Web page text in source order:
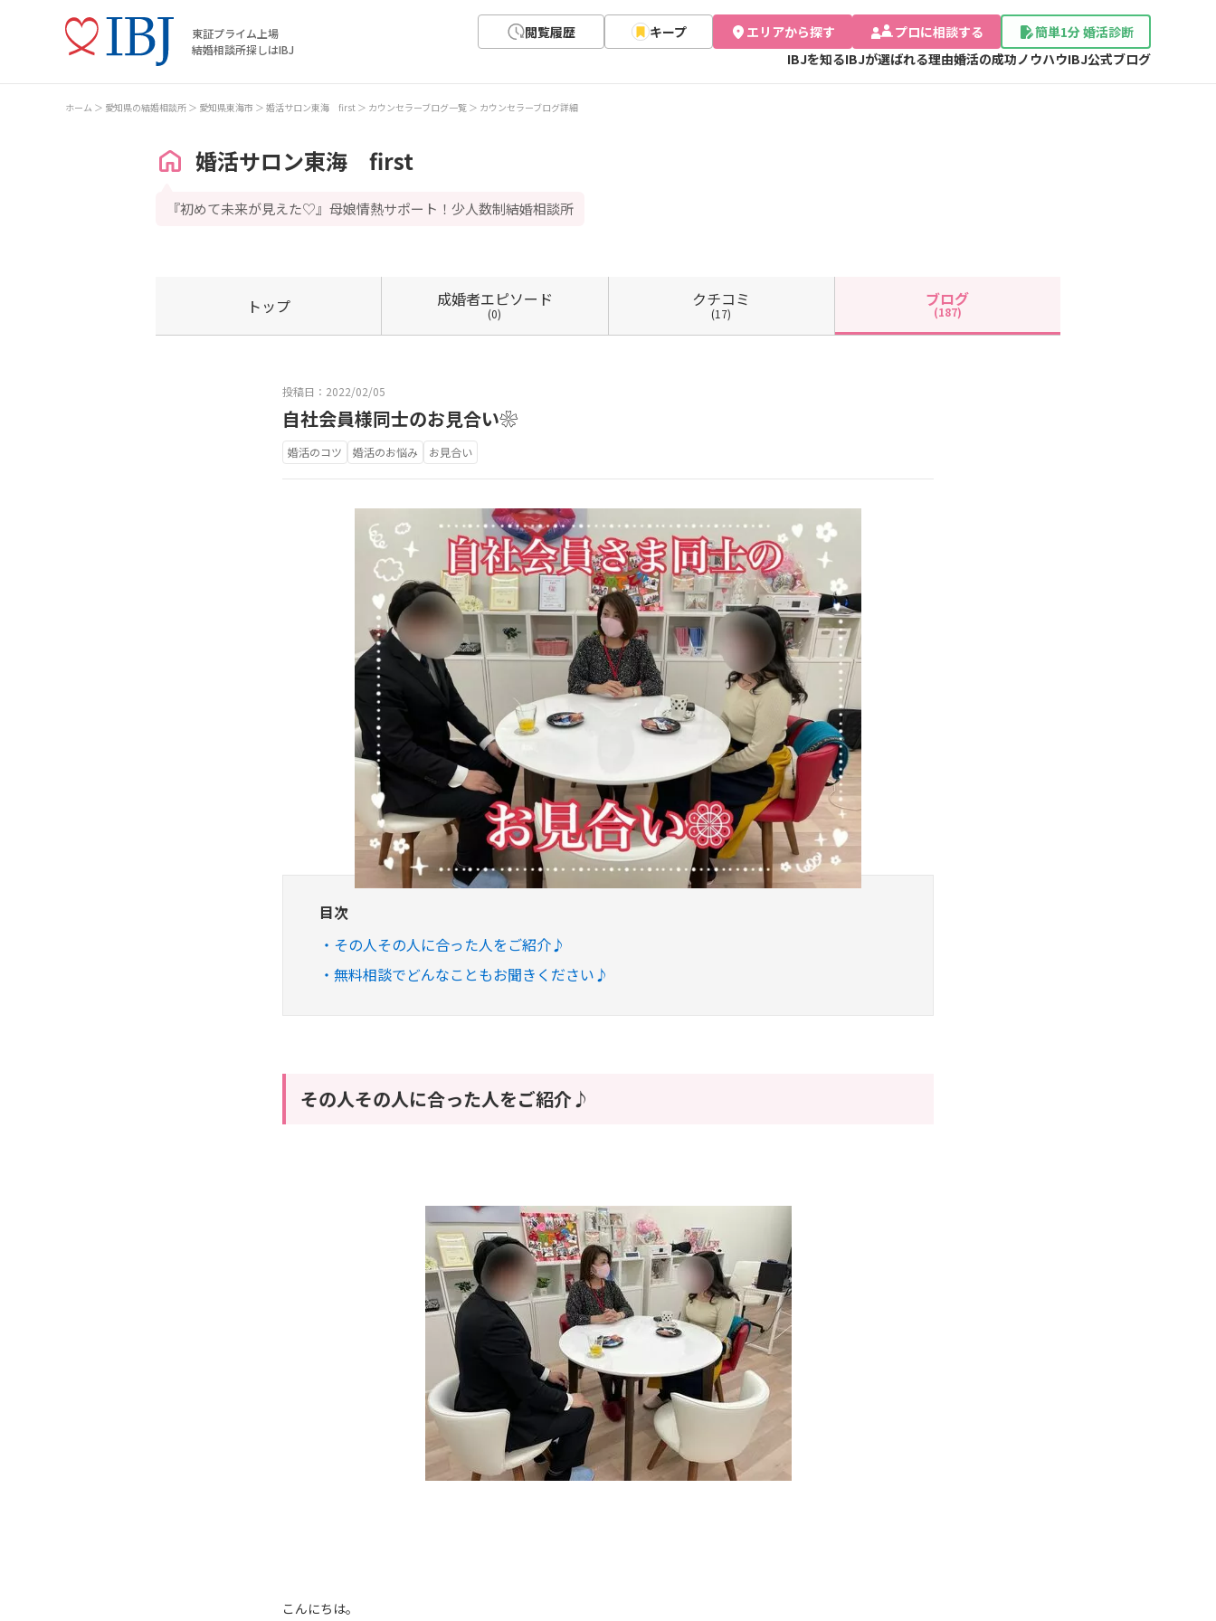
東証プライム上場
結婚相談所探しはIBJ
閲覧履歴 キープ エリアから探す プロに相談する
簡単1分 婚活診断
IBJを知るIBJが選ばれる理由婚活の成功ノウハウIBJ公式ブログ
ホーム 愛知県の結婚相談所 愛知県東海市 婚活サロン東海 first カウンセラーブログ一覧 カウンセラーブログ詳細
婚活サロン東海 first
『初めて未来が見えた♡』母娘情熱サポート！少人数制結婚相談所
トップ 成婚者エピソード
(0)
クチコミ
(17)
ブログ
(187)
投稿日：2022/02/05
自社会員様同士のお見合い❀
婚活のコツ 婚活のお悩み お見合い
目次
その人その人に合った人をご紹介♪
無料相談でどんなこともお聞きください♪
その人その人に合った人をご紹介♪
こんにちは。